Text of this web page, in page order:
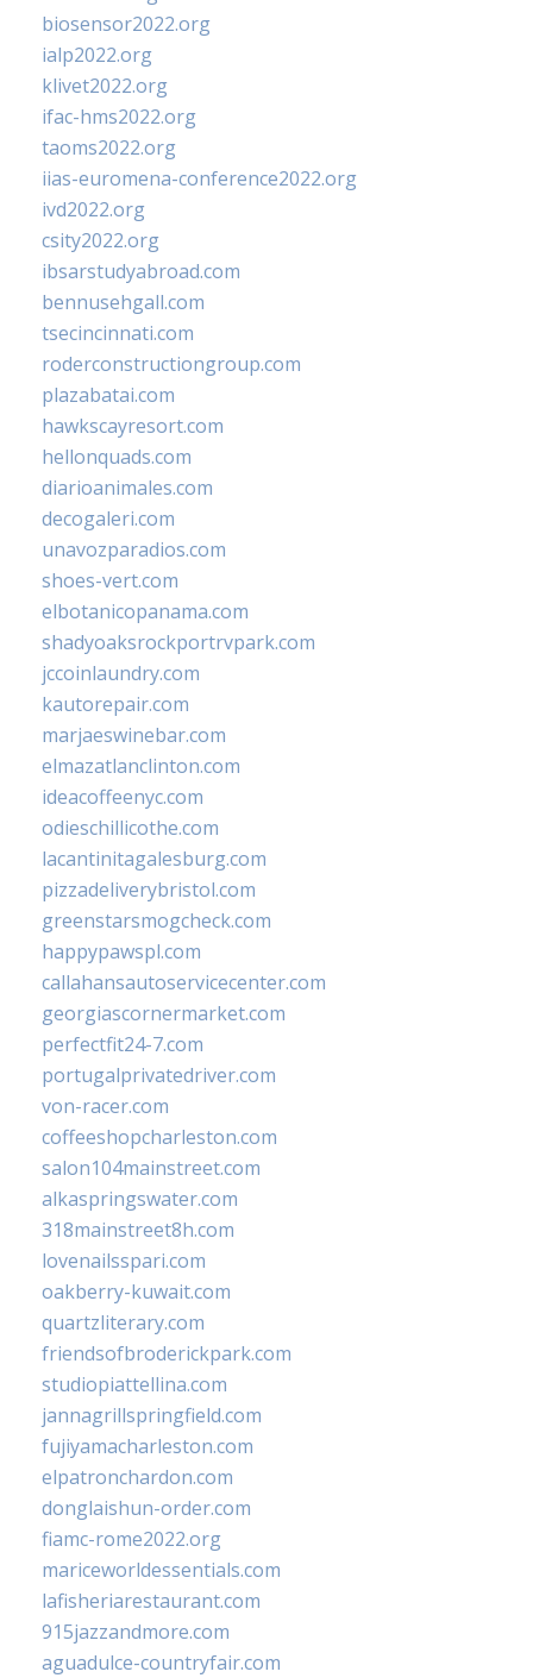
biosensor2022.org
ialp2022.org
klivet2022.org
ifac-hms2022.org
taoms2022.org
iias-euromena-conference2022.org
ivd2022.org
csity2022.org
ibsarstudyabroad.com
bennusehgall.com
tsecincinnati.com
roderconstructiongroup.com
plazabatai.com
hawkscayresort.com
hellonquads.com
diarioanimales.com
decogaleri.com
unavozparadios.com
shoes-vert.com
elbotanicopanama.com
shadyoaksrockportrvpark.com
jccoinlaundry.com
kautorepair.com
marjaeswinebar.com
elmazatlanclinton.com
ideacoffeenyc.com
odieschillicothe.com
lacantinitagalesburg.com
pizzadeliverybristol.com
greenstarsmogcheck.com
happypawspl.com
callahansautoservicecenter.com
georgiascornermarket.com
perfectfit24-7.com
portugalprivatedriver.com
von-racer.com
coffeeshopcharleston.com
salon104mainstreet.com
alkaspringswater.com
318mainstreet8h.com
lovenailsspari.com
oakberry-kuwait.com
quartzliterary.com
friendsofbroderickpark.com
studiopiattellina.com
jannagrillspringfield.com
fujiyamacharleston.com
elpatronchardon.com
donglaishun-order.com
fiamc-rome2022.org
mariceworldessentials.com
lafisheriarestaurant.com
915jazzandmore.com
aguadulce-countryfair.com